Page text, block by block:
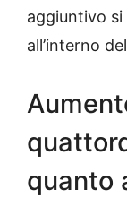
aggiuntivo
all’interno
quanto